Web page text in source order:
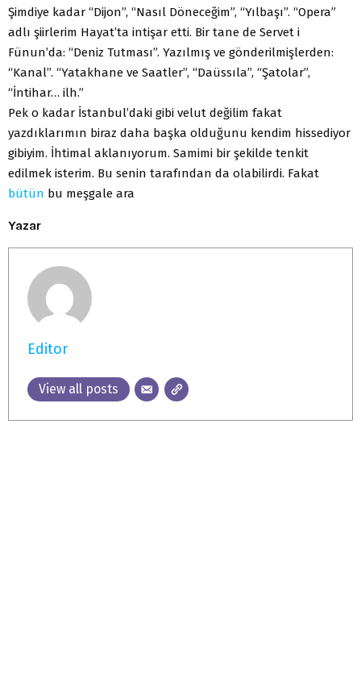
Şimdiye kadar “Dijon”, “Nasıl Döneceğim”, “Yılbaşı”. “Opera”
adlı şiirlerim Hayat’ta intişar etti. Bir tane de Servet i
Fünun’da: “Deniz Tutması”. Yazılmış ve gönderilmişlerden:
“Kanal”. “Yatakhane ve Saatler”, “Daüssıla”, “Şatolar”,
“İntihar… ilh.”
Pek o kadar İstanbul’daki gibi velut değilim fakat
yazdıklarımın biraz daha başka olduğunu kendim hissediyor
gibiyim. İhtimal aklanıyorum. Samimi bir şekilde tenkit
edilmek isterim. Bu senin tarafından da olabilirdi. Fakat
bütün bu meşgale ara
Yazar
Editor
View all posts